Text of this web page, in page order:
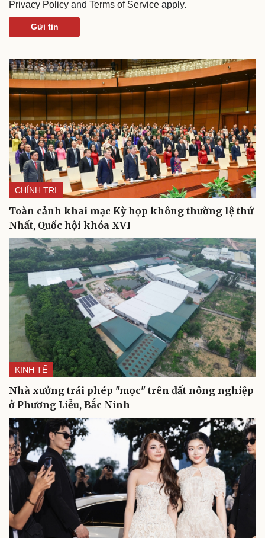
Văn hóa
Sân khấu - Điện ảnh
Âm nhạc
Di sản
Giải trí
Nghệ sĩ
Sao Việt
Du lịch
Tư vấn
Podcast
Câu chuyện thời sự
Privacy Policy and Terms of Service apply.
Gửi tin
CHÍNH TRỊ
Toàn cảnh khai mạc Kỳ họp không thường lệ thứ
Nhất, Quốc hội khóa XVI
KINH TẾ
Nhà xưởng trái phép "mọc" trên đất nông nghiệp
ở Phương Liễu, Bắc Ninh